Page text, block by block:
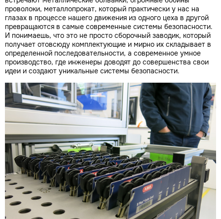
проволоки, металлопрокат, который практически у нас на
глазах в процессе нашего движения из одного цеха в другой
превращаются в самые современные системы безопасности.
И понимаешь, что это не просто сборочный заводик, который
получает отовсюду комплектующие и мирно их складывает в
определенной последовательности, а современное умное
производство, где инженеры доводят до совершенства свои
идеи и создают уникальные системы безопасности.